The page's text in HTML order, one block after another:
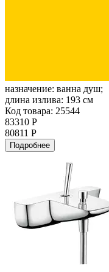
назначение: ванна душ;
длина излива: 193 см
Код товара: 25544
83310 Р
80811 Р
Подробнее